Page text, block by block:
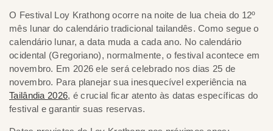
O Festival Loy Krathong ocorre na noite de lua cheia do 12º
mês lunar do calendário tradicional tailandês. Como segue o
calendário lunar, a data muda a cada ano. No calendário
ocidental (Gregoriano), normalmente, o festival acontece em
novembro. Em 2026 ele será celebrado nos dias 25 de
novembro. Para planejar sua inesquecível experiência na
Tailândia 2026, é crucial ficar atento às datas específicas do
festival e garantir suas reservas.